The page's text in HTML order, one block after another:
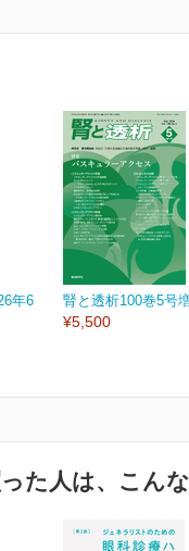
年6
腎と透析100巻5号
¥5,500
た人は、こん